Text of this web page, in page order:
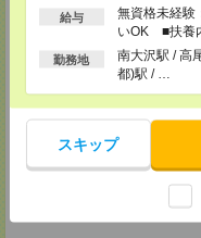
給与
無資格未経
いOK ■扶養
以上
勤務地
南大沢駅 / 高
都)駅 / …
スキップ
CS大宮支店
〒330-0854 埼玉県さいた
ウイング 9階
TEL：0120-769-355
MAIL：
担当：採用担当
CS高崎支店
〒370-0831 群馬県高崎市